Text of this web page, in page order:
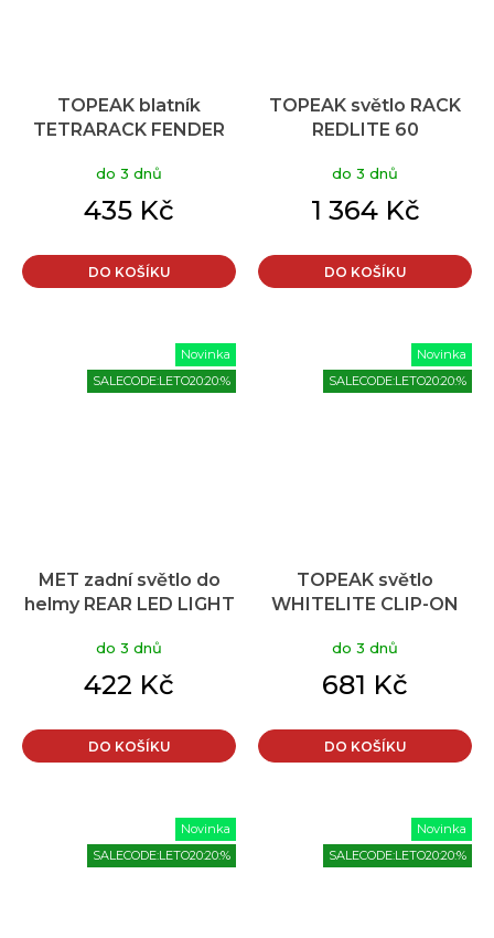
TOPEAK blatník
TETRARACK FENDER
do 3 dnů
435 Kč
DO KOŠÍKU
TOPEAK světlo RACK
REDLITE 60
do 3 dnů
1 364 Kč
DO KOŠÍKU
Novinka
SALECODE:LETO20:20:%
MET zadní světlo do
helmy REAR LED LIGHT
do 3 dnů
422 Kč
DO KOŠÍKU
Novinka
SALECODE:LETO20:20:%
TOPEAK světlo
WHITELITE CLIP-ON
do 3 dnů
681 Kč
DO KOŠÍKU
Novinka
SALECODE:LETO20:20:%
Novinka
SALECODE:LETO20:20:%